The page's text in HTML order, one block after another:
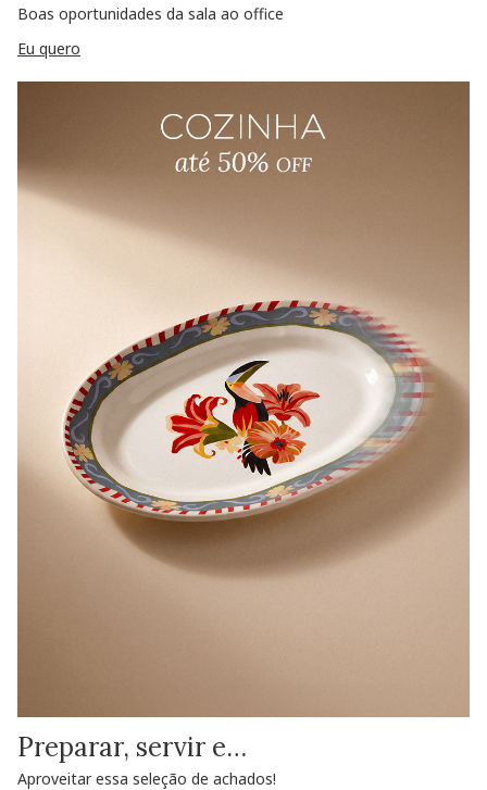
Boas oportunidades da sala ao office
Eu quero
Preparar, servir e…
Aproveitar essa seleção de achados!